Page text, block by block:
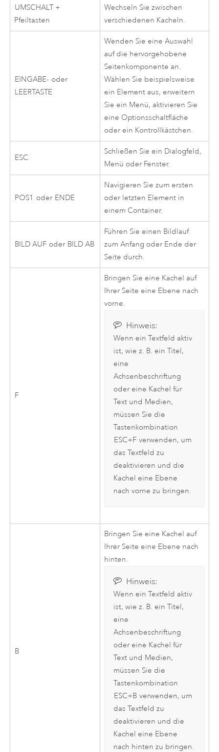
UMSCHALT +
Pfeiltasten
Wechseln Sie zwischen
verschiedenen Kacheln.
EINGABE- oder
LEERTASTE
Wenden Sie eine Auswahl
auf die hervorgehobene
Seitenkomponente an.
Wählen Sie beispielsweise
ein Element aus, erweitern
Sie ein Menü, aktivieren Sie
eine Optionsschaltfläche
oder ein Kontrollkästchen.
ESC
Schließen Sie ein Dialogfeld,
Menü oder Fenster.
POS1 oder ENDE
Navigieren Sie zum ersten
oder letzten Element in
einem Container.
BILD AUF oder BILD AB
Führen Sie einen Bildlauf
zum Anfang oder Ende der
Seite durch.
F
Bringen Sie eine Kachel auf
Ihrer Seite eine Ebene nach
vorne.
Hinweis:
Wenn ein Textfeld aktiv
ist, wie z. B. ein Titel,
eine
Achsenbeschriftung
oder eine Kachel für
Text und Medien,
müssen Sie die
Tastenkombination
ESC+F verwenden, um
das Textfeld zu
deaktivieren und die
Kachel eine Ebene
nach vorne zu bringen.
B
Bringen Sie eine Kachel auf
Ihrer Seite eine Ebene nach
hinten.
Hinweis:
Wenn ein Textfeld aktiv
ist, wie z. B. ein Titel,
eine
Achsenbeschriftung
oder eine Kachel für
Text und Medien,
müssen Sie die
Tastenkombination
ESC+B verwenden, um
das Textfeld zu
deaktivieren und die
Kachel eine Ebene
nach hinten zu bringen.